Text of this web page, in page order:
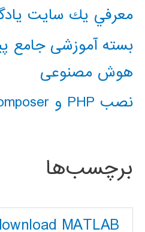
معرفي يك سايت
بسته آموزشی جامع
هوش مصنوعی
نصب PHP و composer در ویندوز 10
برچسب‌ها
MATLAB